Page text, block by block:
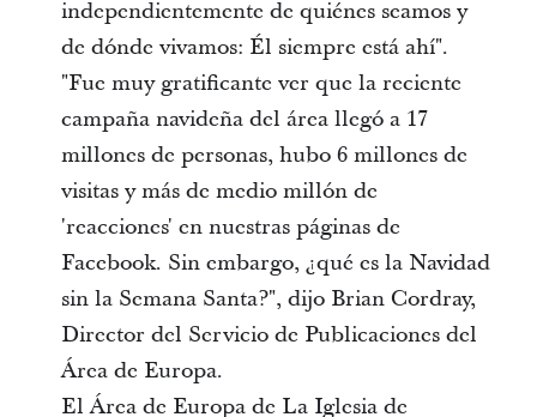
independientemente de quiénes seamos y
de dónde vivamos: Él siempre está ahí".
"Fue muy gratificante ver que la reciente
campaña navideña del área llegó a 17
millones de personas, hubo 6 millones de
visitas y más de medio millón de
'reacciones' en nuestras páginas de
Facebook. Sin embargo, ¿qué es la Navidad
sin la Semana Santa?", dijo Brian Cordray,
Director del Servicio de Publicaciones del
Área de Europa.
El Área de Europa de La Iglesia de